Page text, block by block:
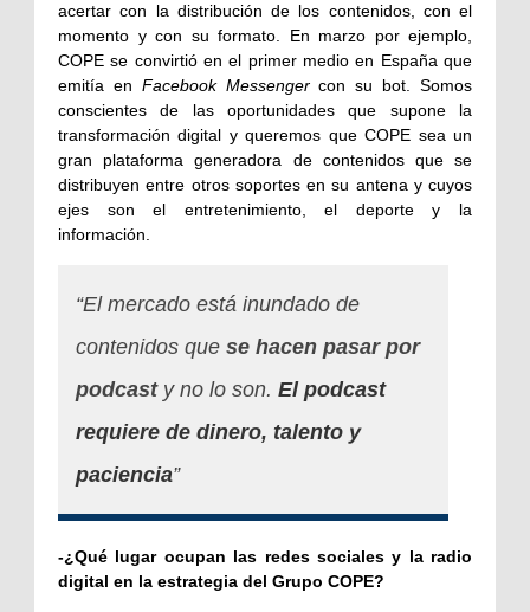
acertar con la distribución de los contenidos, con el
momento y con su formato. En marzo por ejemplo,
COPE se convirtió en el primer medio en España que
emitía en Facebook Messengercon su bot. Somos
conscientes de las oportunidades que supone la
transformación digital y queremos que COPE sea un
gran plataforma generadora de contenidos que se
distribuyen entre otros soportes en su antena y cuyos
ejes son el entretenimiento, el deporte y la
información.
“El mercado está inundado de
contenidos que se hacen pasar por
podcast y no lo son. El podcast
requiere de dinero, talento y
paciencia”
-¿Qué lugar ocupan las redes sociales y la radio
digital en la estrategia del Grupo COPE?